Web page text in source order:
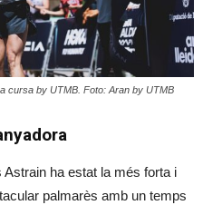
cursa by UTMB. Foto: Aran by UTMB
ha estat la més forta i
palmarès amb un temps